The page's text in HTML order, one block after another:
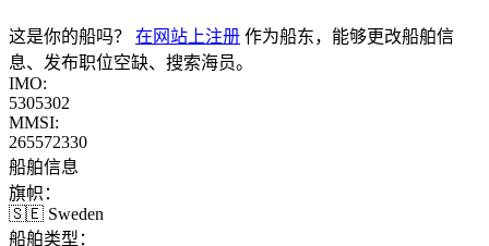
这是你的船吗？ 在网站上注册 作为船东，能够更改船舶信
息、发布职位空缺、搜索海员。
IMO:
5305302
MMSI:
265572330
船舶信息
旗帜：
🇸🇪 Sweden
船舶类型：